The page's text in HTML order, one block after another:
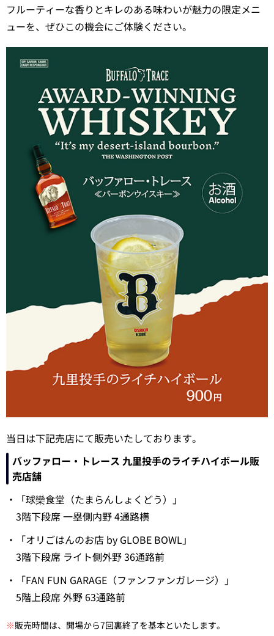
フルーティーな香りとキレのある味わいが魅力の限定メニ
ューを、ぜひこの機会にご体験ください。
当日は下記売店にて販売いたしております。
バッファロー・トレース 九里投手のライチハイボール販
売店舗
・「球欒食堂（たまらんしょくどう）」
3階下段席 一塁側内野 4通路横
・「オリごはんのお店 by GLOBE BOWL」
3階下段席 ライト側外野 36通路前
・「FAN FUN GARAGE（ファンファンガレージ）」
5階上段席 外野 63通路前
※販売時間は、開場から7回裏終了を基本といたします。